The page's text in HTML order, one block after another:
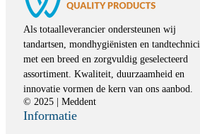
Als totaalleverancier ondersteunen wij
tandartsen, mondhygiënisten en tandtechnici
met een breed en zorgvuldig geselecteerd
assortiment. Kwaliteit, duurzaamheid en
innovatie vormen de kern van ons aanbod.
© 2025 | Meddent
Informatie